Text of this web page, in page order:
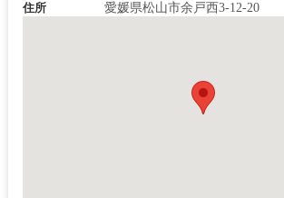
住所 愛媛県松山市余戸西3-12-20